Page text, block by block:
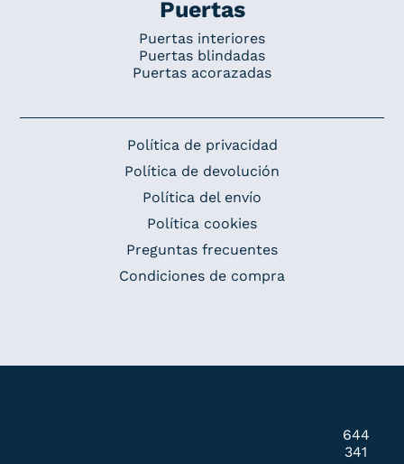
Puertas
Puertas interiores
Puertas blindadas
Puertas acorazadas
Política de privacidad
Política de devolución
Política del envío
Política cookies
Preguntas frecuentes
Condiciones de compra
644
341